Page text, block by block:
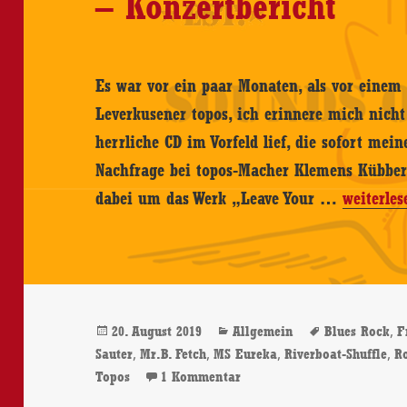
Es war vor ein paar Monaten, als vor
Leverkusener topos, ich erinnere mich
herrliche CD im Vorfeld lief, die sofort
Nachfrage bei topos-Macher Klemens
dabei um das Werk „Leave Your …Sean
Webster
Band
–
Shuffle
Veröffentlicht
am
20. August 2019 Kategorien
Allgemein Blues Rock,
Sauter,Mr.B. Fetch,MS Eureka,Riverboat-Shuffle,
Topos 1 Kommentarzu Sean Webster Band –